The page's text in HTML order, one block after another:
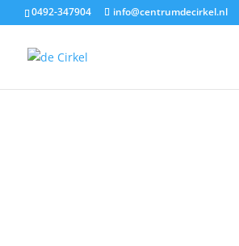
0492-347904 info@centrumdecirkel.nl